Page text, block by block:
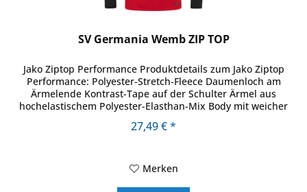
SV Germania Wemb ZIP TOP
Jako Ziptop Performance Produktdetails zum Jako Ziptop
Performance: Polyester-Stretch-Fleece Daumenloch am
Ärmelende Kontrast-Tape auf der Schulter Ärmel aus
hochelastischem Polyester-Elasthan-Mix Body mit weicher
27,49 € *
Merken